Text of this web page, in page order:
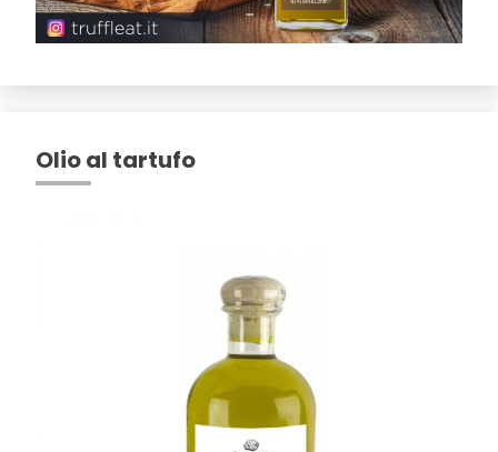
Olio al tartufo